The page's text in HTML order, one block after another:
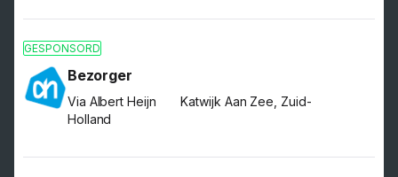
GESPONSORD
Bezorger
Via Albert Heijn
Katwijk Aan Zee, Zuid-
Holland